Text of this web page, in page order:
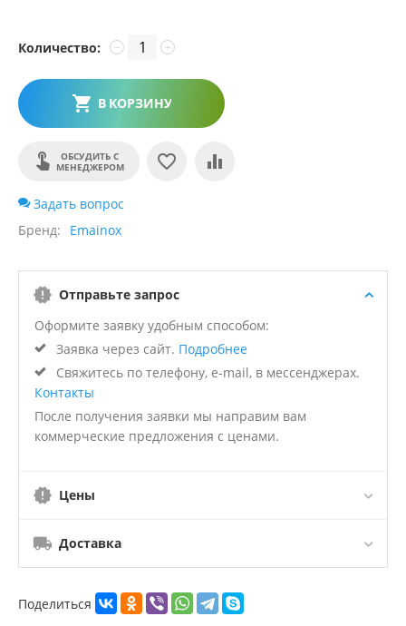
Количество: +
−
В КОРЗИНУ
ОБСУДИТЬ С
МЕНЕДЖЕРОМ
Задать вопрос
Бренд
Emainox
Отправьте запрос
Оформите заявку удобным способом:
Заявка через сайт. Подробнее
Свяжитесь по телефону, e-mail, в мессенджерах.
Контакты
После получения заявки мы направим вам
коммерческие предложения с ценами.
Цены
Доставка
Поделиться